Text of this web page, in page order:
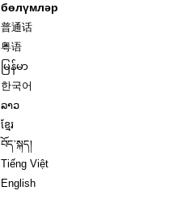
бөлүмләр
普通话
粤语
မြန်မာ
한국어
ລາວ
ខ្មែរ
བོད་སྐད།
Tiếng Việt
English